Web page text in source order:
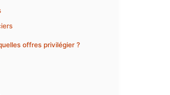
offres privilégier ?